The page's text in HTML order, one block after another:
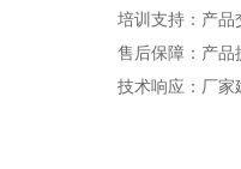
培训支持：产品
售后保障：产品
技术响应：厂家